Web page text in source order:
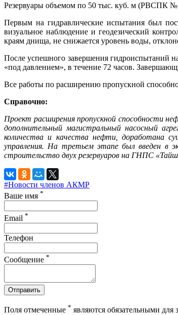
Резервуары объемом по 50 тыс. куб. м (РВСПК
Первым на гидравлические испытания был
визуальное наблюдение и геодезический
краям днища, не снижается уровень воды,
После успешного завершения гидроиспытаний
«под давлением», в течение 72 часов.
Все работы по расширению пропускной
Справочно:
Проект расширения пропускной способности
дополнительный магистральный насосный
количества и качества нефти, доработана
управления. На третьем этапе был введен в
строительство двух резервуаров на ГНПС
#Новости членов АКМР
Ваше имя *
Email *
Телефон
Сообщение *
Отправить
Поля отмеченные * являются обязательными для